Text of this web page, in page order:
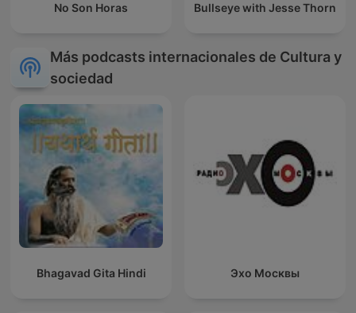
No Son Horas Bullseye with Jesse Thorn
Más podcasts internacionales de Cultura y
sociedad
Bhagavad Gita Hindi Эхо Москвы